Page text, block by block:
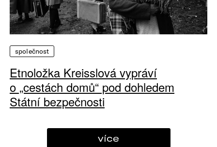
společnost
Etnoložka Kreisslová vypráví
o „cestách domů“ pod dohledem
Státní bezpečnosti
více